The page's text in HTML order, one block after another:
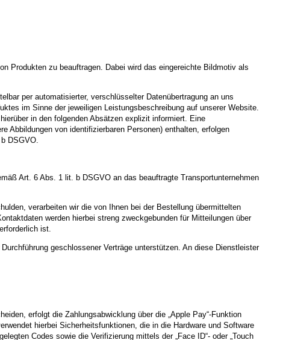
Produkten zu beauftragen. Dabei wird das eingereichte Bildmotiv als
per automatisierter, verschlüsselter Datenübertragung an uns
im Sinne der jeweiligen Leistungsbeschreibung auf unserer Website.
in den folgenden Absätzen explizit informiert. Eine
Abbildungen von identifizierbaren Personen) enthalten, erfolgen
DSGVO.
Art. 6 Abs. 1 lit. b DSGVO an das beauftragte Transportunternehmen
verarbeiten wir die von Ihnen bei der Bestellung übermittelten
werden hierbei streng zweckgebunden für Mitteilungen über
ist.
geschlossener Verträge unterstützen. An diese Dienstleister
erfolgt die Zahlungsabwicklung über die „Apple Pay“-Funktion
hierbei Sicherheitsfunktionen, die in die Hardware und Software
Codes sowie die Verifizierung mittels der „Face ID“- oder „Touch